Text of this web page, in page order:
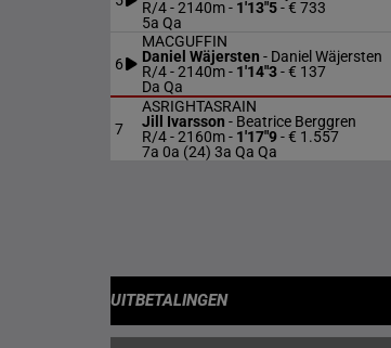
R/4 - 2140m- 1'13"5- € 733
5a Qa
6
MACGUFFIN
Daniel Wäjersten - Daniel Wäjersten
R/4 - 2140m- 1'14"3- € 137
Da Qa
7
ASRIGHTASRAIN
Jill Ivarsson - Beatrice Berggren
R/4 - 2160m- 1'17"9- € 1.557
7a 0a (24) 3a Qa Qa
UITBETALINGEN